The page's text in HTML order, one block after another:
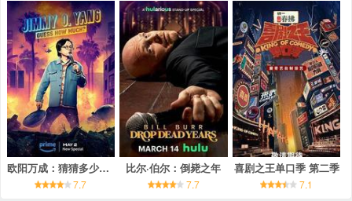
欧阳万成：猜猜多少钱？
7.7
比尔·伯尔：倒毙之年
7.7
喜剧之王单口季 第二季
7.1